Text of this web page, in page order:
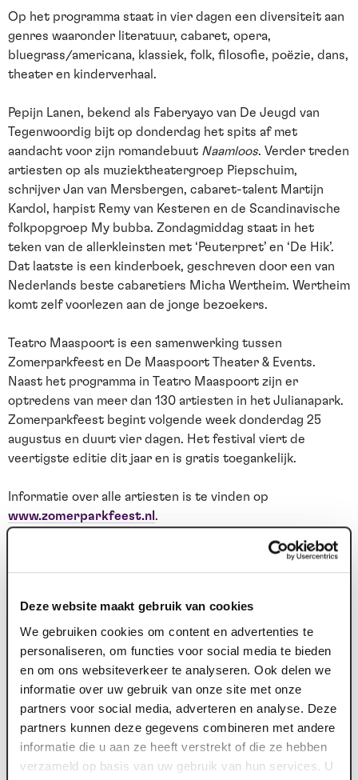
Deze website maakt gebruik van cookies
We gebruiken cookies om content en advertenties te
personaliseren, om functies voor social media te bieden
en om ons websiteverkeer te analyseren. Ook delen we
informatie over uw gebruik van onze site met onze
partners voor social media, adverteren en analyse. Deze
partners kunnen deze gegevens combineren met andere
informatie die u aan ze heeft verstrekt of die ze hebben
verzameld op basis van uw gebruik van hun services. U
Op het programma staat in vier dagen een diversiteit aan
genres waaronder literatuur, cabaret, opera,
bluegrass/americana, klassiek, folk, filosofie, poëzie, dans,
theater en kinderverhaal.
Pepijn Lanen, bekend als Faberyayo van De Jeugd van
Tegenwoordig bijt op donderdag het spits af met
aandacht voor zijn romandebuut Naamloos. Verder treden
artiesten op als muziektheatergroep Piepschuim,
schrijver Jan van Mersbergen, cabaret-talent Martijn
Kardol, harpist Remy van Kesteren en de Scandinavische
folkpopgroep My bubba. Zondagmiddag staat in het
teken van de allerkleinsten met ‘Peuterpret’ en ‘De Hik’.
Dat laatste is een kinderboek, geschreven door een van
Nederlands beste cabaretiers Micha Wertheim. Wertheim
komt zelf voorlezen aan de jonge bezoekers.
Teatro Maaspoort is een samenwerking tussen
Zomerparkfeest en De Maaspoort Theater & Events.
Naast het programma in Teatro Maaspoort zijn er
optredens van meer dan 130 artiesten in het Julianapark.
Zomerparkfeest begint volgende week donderdag 25
augustus en duurt vier dagen. Het festival viert de
veertigste editie dit jaar en is gratis toegankelijk.
Informatie over alle artiesten is te vinden op
www.zomerparkfeest.nl .
Fotocredits: Joy van der Koelen/Aerialcam.nl
Nieuws archief
22 jul. 2026
Deze zomer: Maaspoort wordt
televisiestudio
Van dinsdag 4 tot en met zaterdag 8 augustus gebeurt er